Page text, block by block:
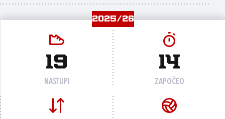
2025/26
19
NASTUPI
14
ZAPOČEO